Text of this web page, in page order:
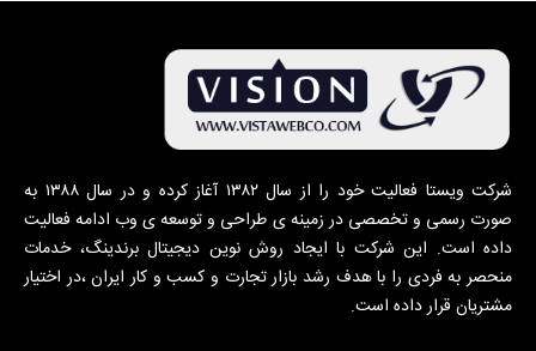
شرکت ویستا فعالیت خود را از سال ۱۳۸۲ آغاز کرده و در سال ۱۳۸۸ به
صورت رسمی و تخصصی در زمینه ی طراحی و توسعه ی وب ادامه فعالیت
داده است. این شرکت با ایجاد روش نوین دیجیتال برندینگ، خدمات
منحصر به فردی را با هدف رشد بازار تجارت و کسب و کار ایران ،در اختیار
مشتریان قرار داده است.